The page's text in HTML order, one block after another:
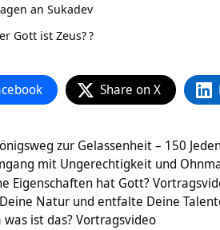
an Sukadev
Gott ist Zeus??
Share on X
zur Gelassenheit – 150
mit Ungerechtigkeit und
Eigenschaften hat Gott?
Natur und entfalte Deine
was ist das? Vortragsvideo